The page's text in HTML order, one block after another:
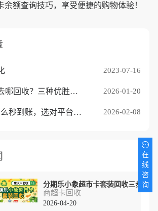
余额查询技巧，享受便捷的购物体验！
2023-07-16
沃尔玛礼品卡去哪回收？三种优胜途径推荐 2026-01-20
京东e卡回收怎么秒到账，选对平台是关键 2026-02-08
分期乐小象超市卡套装回收三步完整流程
商超卡回收
2026-04-20
在
线
咨
询